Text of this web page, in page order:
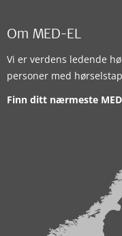
Om MED-EL
Vi er verdens ledende
personer med
Finn ditt nærmeste